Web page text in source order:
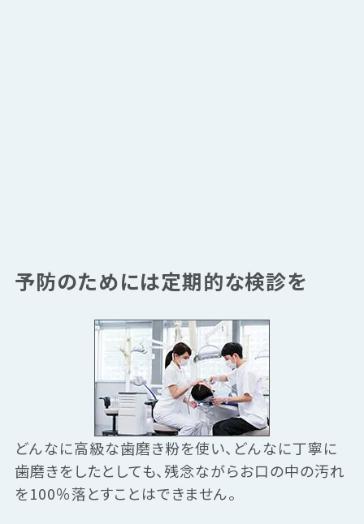
予防のためには定期的な検診を
どんなに高級な歯磨き粉を使い、どんなに丁寧に
歯磨きをしたとしても、残念ながらお口の中の汚れ
を100％落とすことはできません。